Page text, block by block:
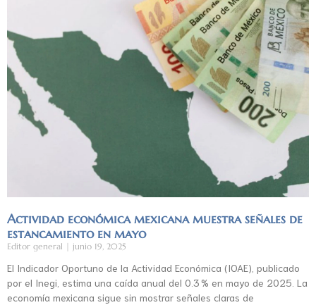
Actividad económica mexicana muestra señales de
estancamiento en mayo
Editor general junio 19, 2025
El Indicador Oportuno de la Actividad Económica (IOAE), publicado
por el Inegi, estima una caída anual del 0.3 % en mayo de 2025. La
economía mexicana sigue sin mostrar señales claras de